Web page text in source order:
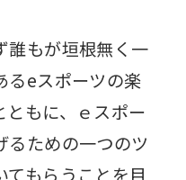
もが垣根無く一
るeスポーツの楽
ともに、ｅスポー
るための一つのツ
もらうことを目